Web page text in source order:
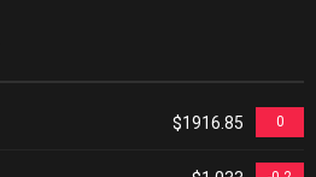
$1916.85 0